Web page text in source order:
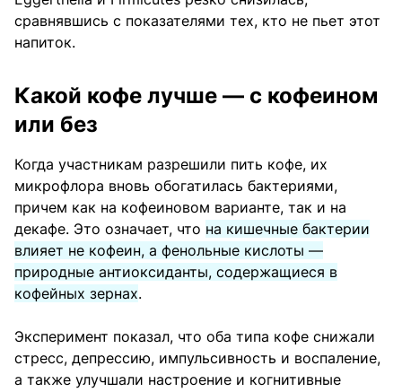
сравнявшись с показателями тех, кто не пьет этот
напиток.
Какой кофе лучше — с кофеином
или без
Когда участникам разрешили пить кофе, их
микрофлора вновь обогатилась бактериями,
причем как на кофеиновом варианте, так и на
декафе. Это означает, что на кишечные бактерии
влияет не кофеин, а фенольные кислоты —
природные антиоксиданты, содержащиеся в
кофейных зернах.
Эксперимент показал, что оба типа кофе снижали
стресс, депрессию, импульсивность и воспаление,
а также улучшали настроение и когнитивные